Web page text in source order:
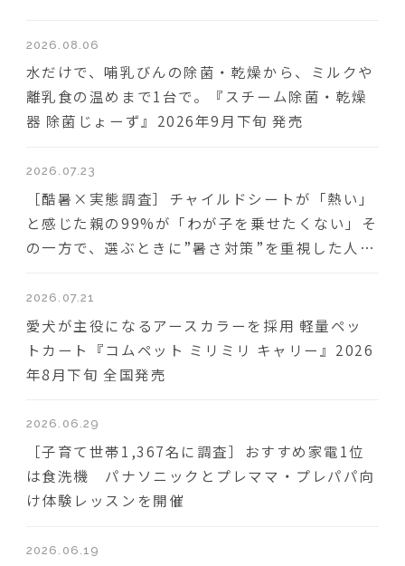
2026.08.06
水だけで、哺乳びんの除菌・乾燥から、ミルクや
離乳食の温めまで1台で。『スチーム除菌・乾燥
器 除菌じょーず』2026年9月下旬 発売
2026.07.23
［酷暑×実態調査］チャイルドシートが「熱い」
と感じた親の99%が「わが子を乗せたくない」そ
の一方で、選ぶときに”暑さ対策”を重視した人は
2026.07.21
愛犬が主役になるアースカラーを採用 軽量ペッ
トカート『コムペット ミリミリ キャリー』2026
年8月下旬 全国発売
2026.06.29
［子育て世帯1,367名に調査］おすすめ家電1位
は食洗機 パナソニックとプレママ・プレパパ向
け体験レッスンを開催
2026.06.19